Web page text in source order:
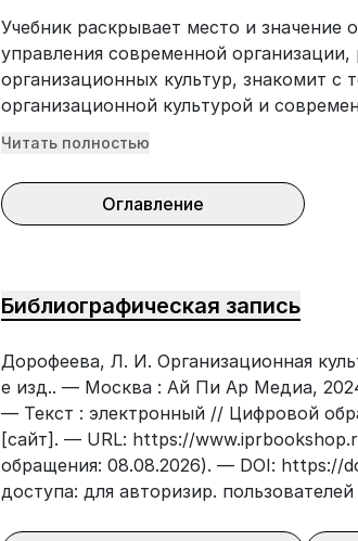
Учебник раскрывает место и значение
управления современной
организационных культур, знакомит с
организационной культурой и
организационной культуры. Включает
составляет учебно-методический
вопросы для самопроверки и
самостоятельной работы студентов.
образования. Учебник предназначен
укрупненной группе специальностей
образования «Экономика и
«Организационная культура».
Читать полностью
Оглавление
Библиографическая запись
Дорофеева, Л. И. Организационная
е изд.. — Москва : Ай Пи Ар Медиа,
— Текст : электронный // Цифровой
[сайт]. — URL: https://
обращения: 08.08.2026). — DOI: https://
доступа: для авторизир. пользователей